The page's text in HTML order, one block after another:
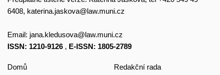
6408, katerina.jaskova@law.muni.cz
Email: jana.kledusova@law.muni.cz
ISSN: 1210-9126 , E-ISSN: 1805-2789
Domů
Redakční rada